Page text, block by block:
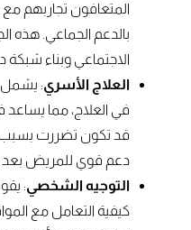
المتعافون تجاربهم
بالدعم الجماعي. هذه
الاجتماعي وبناء شبكة
العلاج الأسري: يشمل
في العلاج، مما يساعد
قد تكون تضررت بسبب
دعم قوي للمريض بعد
التوجيه الشخصي :
كيفية التعامل مع